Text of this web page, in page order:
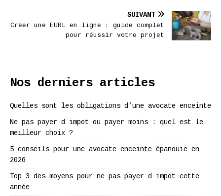
SUIVANT
Créer une EURL en ligne : guide complet
pour réussir votre projet
Nos derniers articles
Quelles sont les obligations d’une avocate enceinte
Ne pas payer d impot ou payer moins : quel est le
meilleur choix ?
5 conseils pour une avocate enceinte épanouie en
2026
Top 3 des moyens pour ne pas payer d impot cette
année